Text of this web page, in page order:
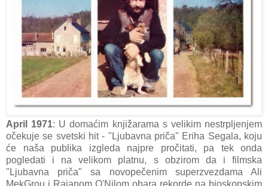
April 1971: U domaćim knjižarama s velikim nestrpljenjem
očekuje se svetski hit - "Ljubavna priča" Eriha Segala, koju
će naša publika izgleda najpre pročitati, pa tek onda
pogledati i na velikom platnu, s obzirom da i filmska
"Ljubavna priča" sa novopečenim superzvezdama Ali
MekGrou i Rajanom O'Nilom obara rekorde na bioskopskim